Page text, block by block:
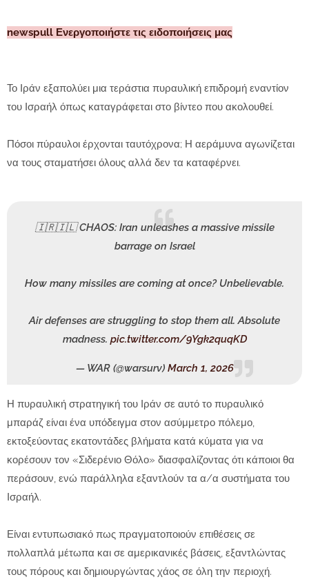
newspull Ενεργοποιήστε τις ειδοποιήσεις μας
Το Ιράν εξαπολύει μια τεράστια πυραυλική επιδρομή εναντίον
του Ισραήλ όπως καταγράφεται στο βίντεο που ακολουθεί.
Πόσοι πύραυλοι έρχονται ταυτόχρονα; Η αεράμυνα αγωνίζεται
να τους σταματήσει όλους αλλά δεν τα καταφέρνει.
🇮🇷🇮🇱 CHAOS: Iran unleashes a massive missile
barrage on Israel
How many missiles are coming at once? Unbelievable.
Air defenses are struggling to stop them all. Absolute
madness. pic.twitter.com/9Ygk2quqKD
— WAR (@warsurv) March 1, 2026
Η πυραυλική στρατηγική του Ιράν σε αυτό το πυραυλικό
μπαράζ είναι ένα υπόδειγμα στον ασύμμετρο πόλεμο,
εκτοξεύοντας εκατοντάδες βλήματα κατά κύματα για να
κορέσουν τον «Σιδερένιο Θόλο» διασφαλίζοντας ότι κάποιοι θα
περάσουν, ενώ παράλληλα εξαντλούν τα α/α συστήματα του
Ισραήλ.
Είναι εντυπωσιακό πως πραγματοποιούν επιθέσεις σε
πολλαπλά μέτωπα και σε αμερικανικές βάσεις, εξαντλώντας
τους πόρους και δημιουργώντας χάος σε όλη την περιοχή.